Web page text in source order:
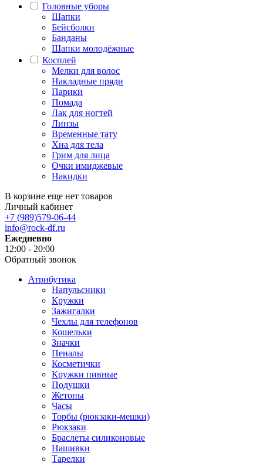
Головные уборы
Шапки
Бейсболки
Банданы
Шапки молодёжные
Косплей
Мелки для волос
Накладные пряди
Парики
Помада
Лак для ногтей
Линзы
Временные тату
Хна для тела
Грим для лица
Очки имиджевые
Накидки
В корзине еще нет товаров
Личный кабинет
+7 (989)579-06-44
info@rock-df.ru
Ежедневно
12:00 - 20:00
Обратный звонок
Атрибутика
Напульсники
Кружки
Зажигалки
Чехлы для телефонов
Кошельки
Значки
Пеналы
Косметички
Кружки пивные
Подушки
Жетоны
Часы
Торбы (рюкзаки-мешки)
Рюкзаки
Браслеты силиконовые
Нашивки
Тарелки